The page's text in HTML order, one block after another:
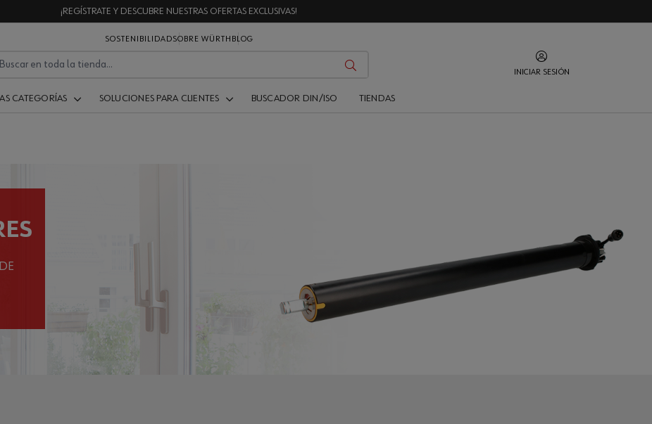
¡REGÍSTRATE Y DESCUBRE NUESTRAS OFERTAS EXCLUSIVAS!
SOSTENIBILIDADSOBRE WÜRTH BLOG
INICIAR SESIÓN
CATEGORÍAS SOLUCIONES PARA CLIENTES BUSCADOR DIN/ISO TIENDAS